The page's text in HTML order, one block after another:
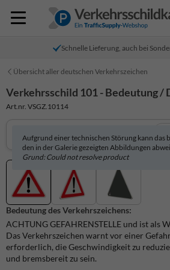
Schnelle Lieferung, auch bei
Übersicht aller deutschen Verkehrszeichen
Verkehrsschild 101 - Bedeutung /
Art.nr. VSGZ.10114
Aufgrund einer technischen Störung kann das
den in der Galerie gezeigten Abbildungen
Grund: Could not resolve product
Bedeutung des Verkehrszeichens:
ACHTUNG GEFAHRENSTELLE und ist als
Das Verkehrszeichen warnt vor einer
erforderlich, die Geschwindigkeit zu
und bremsbereit zu sein.